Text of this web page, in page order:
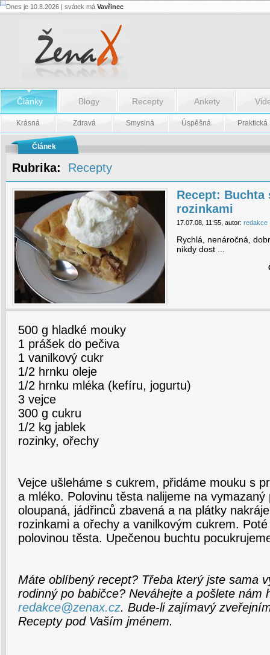
Recept:
rozinkami
Buchta
jablky
rozinkami
Dnes je 10.8.2026 | svátek má Vavřinec
Články Blogy Recepty Ankety
Krásná Zdravá Smyslná Úspěšná Praktická
Článek
Rubrika: Recepty
Recept: Buchta
rozinkami
17.07.08, 11:55, autor: redakce
Rychlá, nenáročná,
nikdy dost ...
500 g hladké mouky
1 prášek do pečiva
1 vanilkový cukr
1/2 hrnku oleje
1/2 hrnku mléka (kefíru, jogurtu)
3 vejce
300 g cukru
1/2 kg jablek
rozinky, ořechy
Vejce ušleháme s cukrem, přidáme mouku s
a mléko. Polovinu těsta nalijeme na vymazaný
oloupaná, jádřinců zbavená a na plátky
rozinkami a ořechy a vanilkovým cukrem.
polovinou těsta. Upečenou buchtu
Máte oblíbený recept? Třeba který jste sama
rodinný po babičce? Neváhejte a pošlete nám
redakce@zenax.cz. Bude-li zajímavý
Recepty pod Vaším jménem.